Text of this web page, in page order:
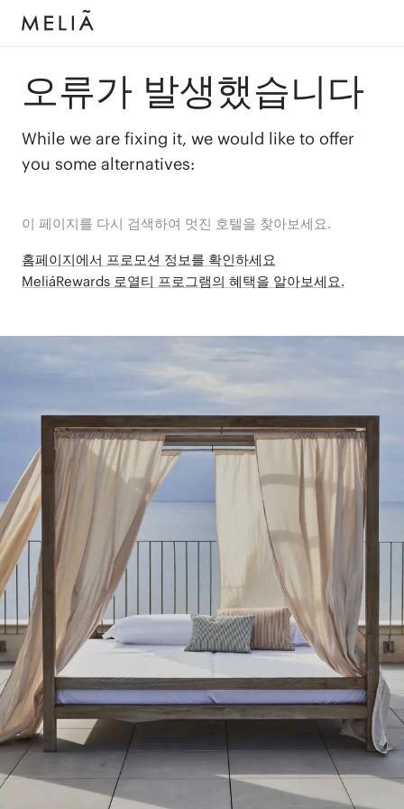
오류가 발생했습니다
While we are fixing it, we would like to offer
you some alternatives:
이 페이지를 다시 검색하여 멋진 호텔을 찾아보세요.
홈페이지에서 프로모션 정보를 확인하세요
MeliáRewards 로열티 프로그램의 혜택을 알아보세요.